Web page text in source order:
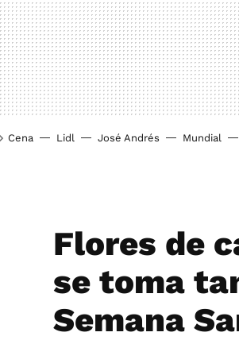
Cena Lidl José Andrés Mundial
Flores de
se toma
Semana